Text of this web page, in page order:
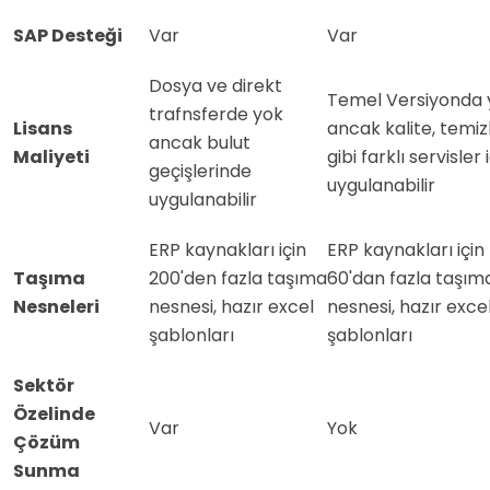
SAP Desteği Var Var
Lisans
Maliyeti
Dosya ve direkt
trafnsferde yok
ancak bulut
geçişlerinde
uygulanabilir
Temel Versiyonda
ancak kalite,
gibi farklı servisler
uygulanabilir
Taşıma
Nesneleri
ERP kaynakları için
200'den fazla taşıma
nesnesi, hazır excel
şablonları
ERP kaynakları için
60'dan fazla
nesnesi, hazır
şablonları
Sektör
Özelinde
Çözüm
Sunma
Var Yok